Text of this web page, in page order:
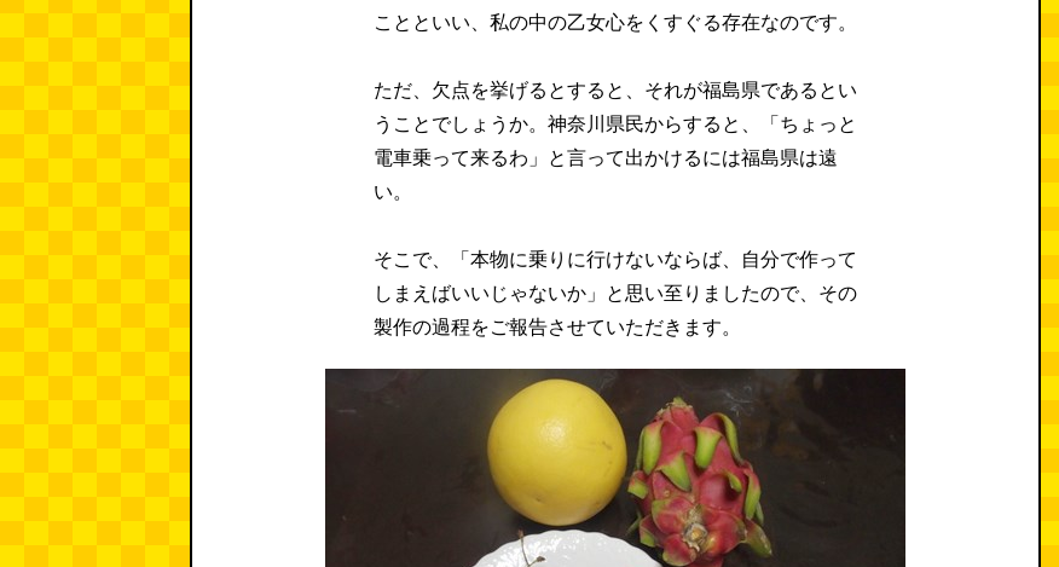
ことといい、私の中の乙女心をくすぐる存在なのです。
ただ、欠点を挙げるとすると、それが福島県であるとい
うことでしょうか。神奈川県民からすると、「ちょっと
電車乗って来るわ」と言って出かけるには福島県は遠
い。
そこで、「本物に乗りに行けないならば、自分で作って
しまえばいいじゃないか」と思い至りましたので、その
製作の過程をご報告させていただきます。